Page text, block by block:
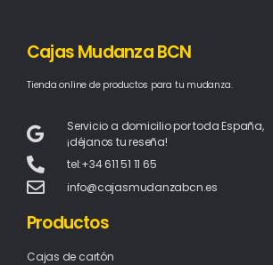
Cajas Mudanza BCN
Tienda online de productos para tu mudanza.
Servicio a domicilio por toda España,
¡déjanos tu reseña!
tel:+34 611 51 11 65
info@cajasmudanzabcn.es
Productos
Cajas de cartón